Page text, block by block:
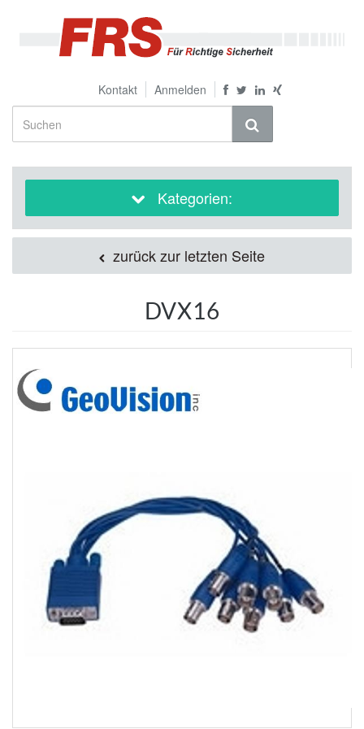
Kontakt Anmelden
Kategorien:
zurück zur letzten Seite
DVX16